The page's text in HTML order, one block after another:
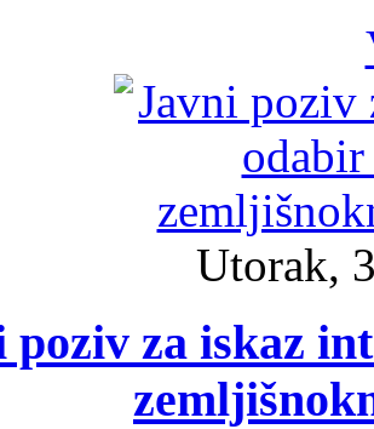
Utorak,
poziv za iskaz